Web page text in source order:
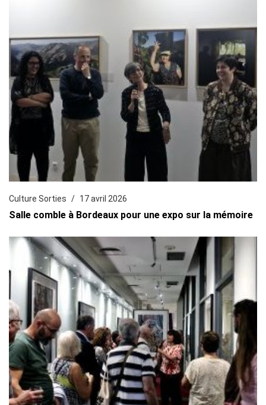
Culture Sorties 17 avril 2026
Salle comble à Bordeaux pour une expo sur la mémoire